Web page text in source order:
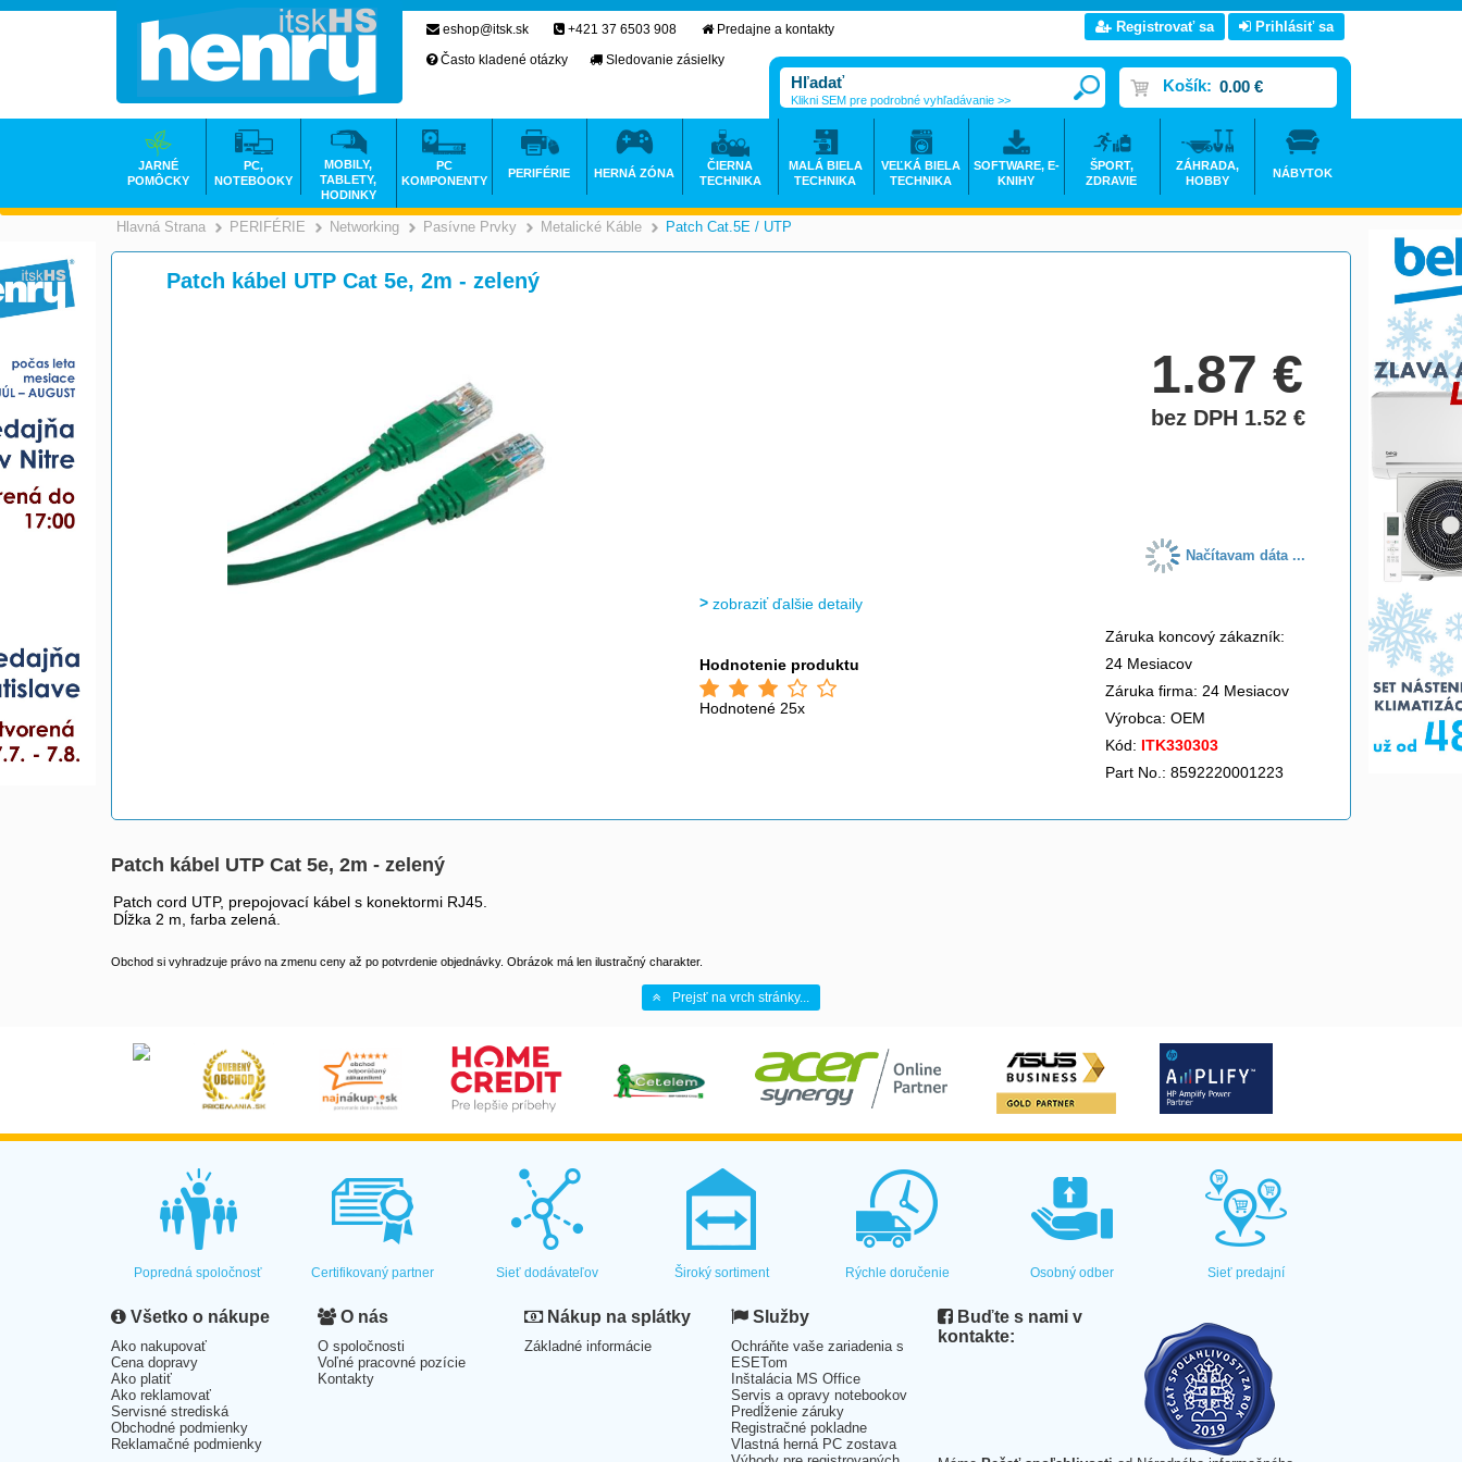
Hlavná Strana >
PERIFÉRIE >
Networking >
Pasívne Prvky > Metalické Káble Patch Cat.5E / UTP
Patch kábel UTP Cat 5e, 2m - zelený
1.87€
bez DPH 1.52€
Načítavam dáta ...
zobraziť ďalšie detaily
Hodnotenie produktu
Hodnotené 25x
Záruka koncový zákazník:
24 Mesiacov
Záruka firma: 24 Mesiacov
Výrobca: OEM
Kód: ITK330303
Part No.: 8592220001223
Patch kábel UTP Cat 5e, 2m - zelený
Patch cord UTP, prepojovací kábel s konektormi RJ45.
Dĺžka 2 m, farba zelená.
Obchod si vyhradzuje právo na zmenu ceny až po potvrdenie objednávky. Obrázok má len ilustračný charakter.
Prejsť na vrch stránky...
eshop@itsk.sk +421 37 6503 908
Predajne a kontakty
Často kladené otázky
Sledovanie zásielky
Registrovať sa Prihlásiť sa
Košík: 0.00 €
Klikni SEM pre podrobné vyhľadávanie >>
JARNÉ
POMÔCKY
PC,
NOTEBOOKY
MOBILY,
TABLETY,
HODINKY
PC
KOMPONENTY
PERIFÉRIE HERNÁ ZÓNA
ČIERNA
TECHNIKA
MALÁ BIELA
TECHNIKA
VEĽKÁ BIELA
TECHNIKA
SOFTWARE, E-
KNIHY
ŠPORT,
ZDRAVIE
ZÁHRADA,
HOBBY
NÁBYTOK
Popredná spoločnosť Certifikovaný partner Sieť dodávateľov Široký sortiment Rýchle doručenie Osobný odber Sieť predajní
Všetko o nákupe
Ako nakupovať
Cena dopravy
Ako platiť
Ako reklamovať
Servisné strediská
Obchodné podmienky
Reklamačné podmienky
O nás
O spoločnosti
Voľné pracovné pozície
Kontakty
Nákup na splátky
Základné informácie
Služby
Ochráňte vaše zariadenia s
ESETom
Inštalácia MS Office
Servis a opravy notebookov
Predĺženie záruky
Registračné pokladne
Vlastná herná PC zostava
Buďte s nami v
kontakte: